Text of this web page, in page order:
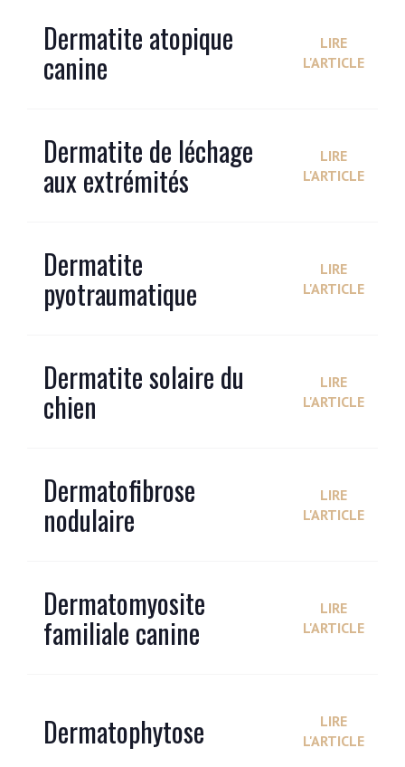
Dermatite atopique
canine
LIRE
L'ARTICLE
Dermatite de léchage
aux extrémités
LIRE
L'ARTICLE
Dermatite
pyotraumatique
LIRE
L'ARTICLE
Dermatite solaire du
chien
LIRE
L'ARTICLE
Dermatofibrose
nodulaire
LIRE
L'ARTICLE
Dermatomyosite
familiale canine
LIRE
L'ARTICLE
Dermatophytose
LIRE
L'ARTICLE